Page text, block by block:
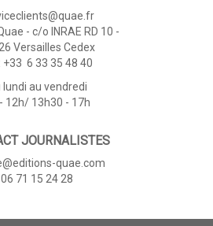
- c/o INRAE RD 10 -
Versailles Cedex
+33 6 33 35 48 40
lundi au vendredi
12h/ 13h30 - 17h
JOURNALISTES
quae.com
06 71 15 24 28